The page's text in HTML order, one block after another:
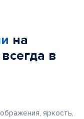
на
всегда в
яркость,